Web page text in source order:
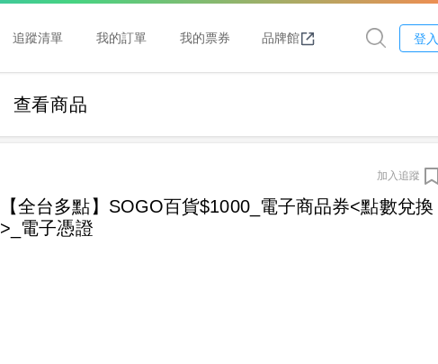
追蹤清單 我的訂單 我的票券 品牌館 登入
查看商品
加入追蹤
【全台多點】SOGO百貨$1000_電子商品券<點數兌換
>_電子憑證